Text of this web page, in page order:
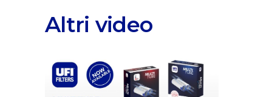
Altri video